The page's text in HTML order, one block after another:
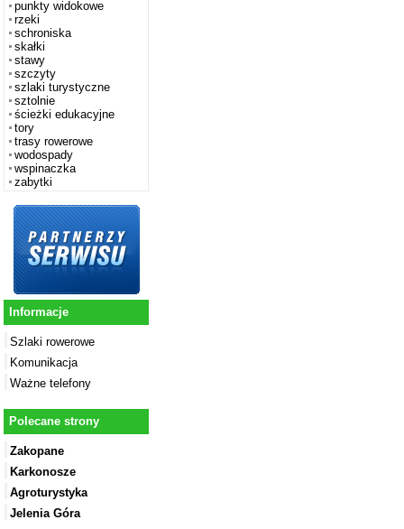
punkty widokowe
rzeki
schroniska
skałki
stawy
szczyty
szlaki turystyczne
sztolnie
ścieżki edukacyjne
tory
trasy rowerowe
wodospady
wspinaczka
zabytki
Informacje
Szlaki rowerowe
Komunikacja
Ważne telefony
Polecane strony
Zakopane
Karkonosze
Agroturystyka
Jelenia Góra